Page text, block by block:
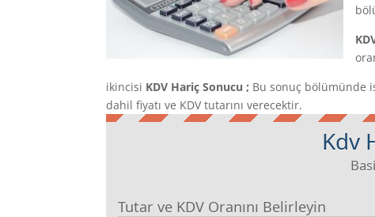
ikincisi KDV Hariç Sonucu ; Bu sonuç bölümünde
dahil fiyatı ve KDV tutarını verecektir.
Kdv
Tutar ve KDV Oranını Belirleyin